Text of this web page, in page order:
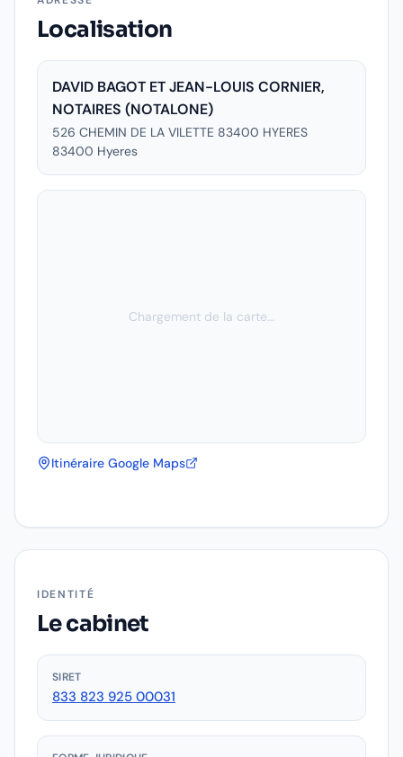
Localisation
DAVID BAGOT ET JEAN-LOUIS CORNIER,
NOTAIRES (NOTALONE)
526 CHEMIN DE LA VILETTE 83400 HYERES
83400 Hyeres
Chargement de la carte…
Itinéraire Google Maps
IDENTITÉ
Le cabinet
SIRET
833 823 925 00031